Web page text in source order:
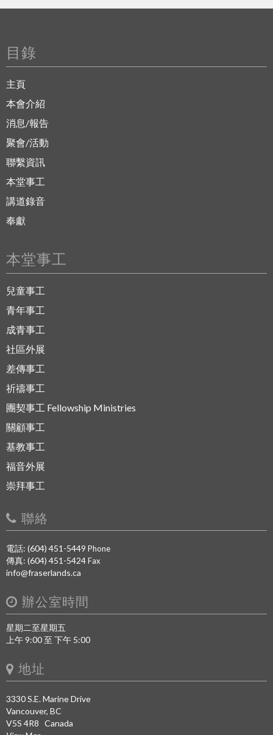
目錄
主頁
本會介紹
消息/報告
聚會/活動
聯繫資訊
本堂事工
講道錄音
奉獻
本堂事工
兒童事工
青年事工
成青事工
社區外展
差傳事工
祈禱事工
團契事工 Fellowship Ministries
關顧事工
基教事工
福音外展
崇拜事工
聯絡
電話: (604) 451-5449 Phone
傳真: (604) 451-5424Fax
info@fraserlands.ca
辦公室時間
星期二至星期五
上午 9:00 至 下午 5:00
地址
3330 S.E. Marine Drive
Vancouver, BC
V5S 4R8 Canada